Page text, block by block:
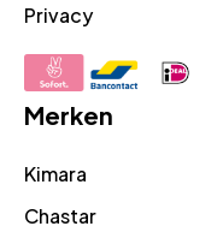
Privacy
Merken
Kimara
Chastar